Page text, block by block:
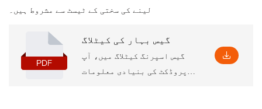
لینے کی سختی کے ٹیسٹ سے مشروط ہیں۔
گیس بہار کی کیٹلاگ
گیس اسپرنگ کیٹلاگ میں، آپ
پروڈکٹ کی بنیادی معلومات